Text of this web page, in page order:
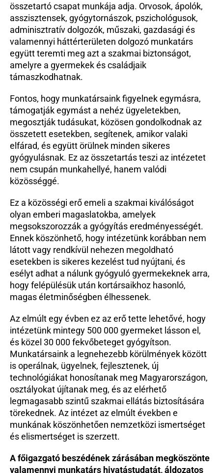
összetartó csapat munkája adja. Orvosok, ápolók,
asszisztensek, gyógytornászok, pszichológusok,
adminisztratív dolgozók, műszaki, gazdasági és
valamennyi háttérterületen dolgozó munkatárs
együtt teremti meg azt a szakmai biztonságot,
amelyre a gyermekek és családjaik
támaszkodhatnak.
Fontos, hogy munkatársaink figyelnek egymásra,
támogatják egymást a nehéz ügyeletekben,
megosztják tudásukat, közösen gondolkodnak az
összetett esetekben, segítenek, amikor valaki
elfárad, és együtt örülnek minden sikeres
gyógyulásnak. Ez az összetartás teszi az intézetet
nem csupán munkahellyé, hanem valódi
közösséggé.
Ez a közösségi erő emeli a szakmai kiválóságot
olyan emberi magaslatokba, amelyek
megsokszorozzák a gyógyítás eredményességét.
Ennek köszönhető, hogy intézetünk korábban nem
látott vagy rendkívül nehezen megoldható
esetekben is sikeres kezelést tud nyújtani, és
esélyt adhat a nálunk gyógyuló gyermekeknek arra,
hogy felépülésük után kortársaikhoz hasonló,
magas életminőségben élhessenek.
Az elmúlt egy évben ez az erő tette lehetővé, hogy
intézetünk mintegy 500 000 gyermeket lásson el,
és közel 30 000 fekvőbeteget gyógyítson.
Munkatársaink a legnehezebb körülmények között
is operálnak, ügyelnek, fejlesztenek, új
technológiákat honosítanak meg Magyarországon,
osztályokat újítanak meg, és az elérhető
legmagasabb szintű szakmai ellátás biztosítására
törekednek. Az intézet az elmúlt években e
munkának köszönhetően nemzetközi ismertséget
és elismertséget is szerzett.
A főigazgató beszédének zárásában megköszönte
valamennyi munkatárs hivatástudatát, áldozatos